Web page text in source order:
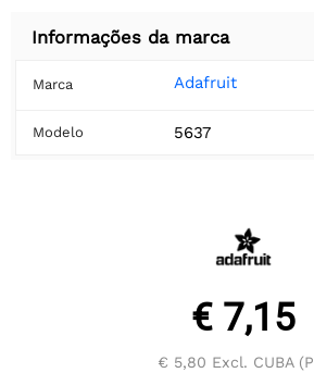
Informações da marca
Marca Adafruit
Modelo 5637
€ 7,15
€ 5,80 Excl. CUBA